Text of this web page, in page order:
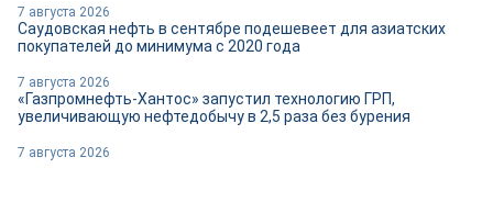
7 августа 2026
Саудовская нефть в сентябре подешевеет для азиатских
покупателей до минимума с 2020 года
7 августа 2026
«Газпромнефть-Хантос» запустил технологию ГРП,
увеличивающую нефтедобычу в 2,5 раза без бурения
7 августа 2026